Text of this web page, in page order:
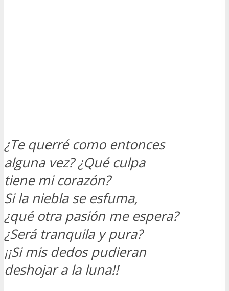
¿Te querré como entonces
alguna vez? ¿Qué culpa
tiene mi corazón?
Si la niebla se esfuma,
¿qué otra pasión me espera?
¿Será tranquila y pura?
¡¡Si mis dedos pudieran
deshojar a la luna!!